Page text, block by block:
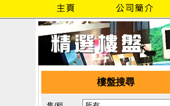
樓盤搜尋